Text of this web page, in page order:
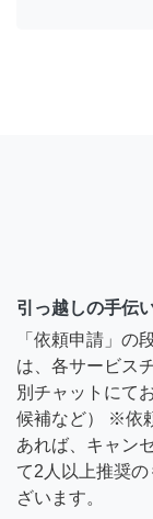
引っ越しの手伝
「依頼申請」の
は、各サービス
別チャットにて
候補など） ※依
あれば、キャン
て2人以上推奨
ざいます。